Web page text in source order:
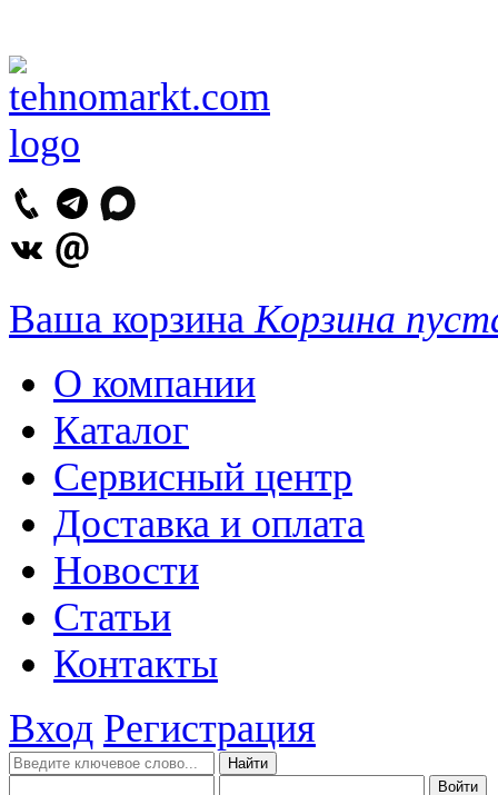
Ваша корзина Корзина
О компании
Каталог
Сервисный центр
Доставка и оплата
Новости
Статьи
Контакты
Вход Регистрация